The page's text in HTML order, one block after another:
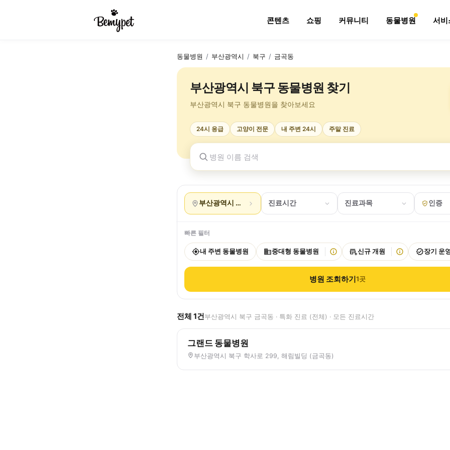
콘텐츠 쇼핑 커뮤니티 동물병원 서비
동물병원 / 부산광역시 / 북구 / 금곡동
부산광역시 북구 동물병원 찾기
부산광역시 북구 동물병원을 찾아보세요
24시 응급 고양이 전문 내 주변 24시 주말 진료
부산광역시 북구 금곡동진료시간 진료과목 인증
빠른 필터
내 주변 동물병원 중대형 동물병원 신규 개원 장기 운
병원 조회하기1곳
전체 1건부산광역시 북구 금곡동 · 특화 진료 (전체) · 모든 진료시간
그랜드 동물병원
부산광역시 북구 학사로 299, 해림빌딩 (금곡동)